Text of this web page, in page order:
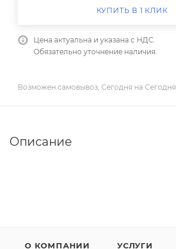
КУПИТЬ В 1 КЛИК
Цена актуальна и указана с НДС.
Обязательно уточнение наличия.
Возможен самовывоз, Сегодня на Сегодня.
Описание
О КОМПАНИИ УСЛУГИ